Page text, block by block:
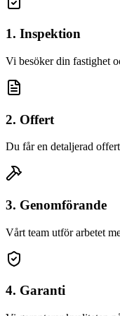
1. Inspektion
Vi besöker din fastighet
2. Offert
Du får en detaljerad
3. Genomförande
Vårt team utför arbetet
4. Garanti